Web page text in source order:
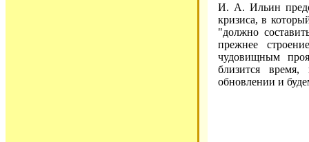
И. А. Ильин
кризиса, в
"должно
прежнее
чудовищным
близится
обновлении и